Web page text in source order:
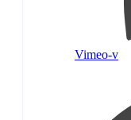
Vimeo-v